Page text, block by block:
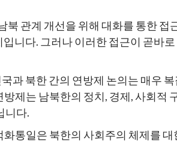
관계 개선을 위해 대화를 통한
니다. 그러나 이러한 접근이 곧바
과 북한 간의 연방제 논의는 매우
제는 남북한의 정치, 경제, 사회적
니다.
통일은 북한의 사회주의 체제를